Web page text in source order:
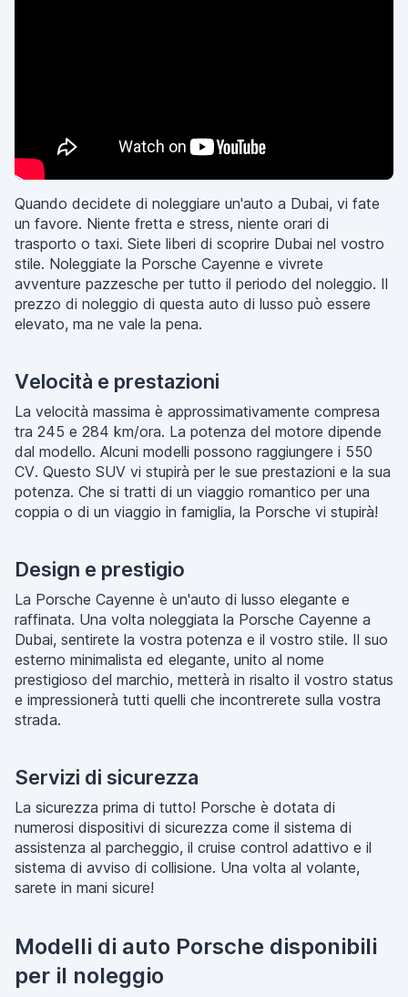
Quando decidete di noleggiare un'auto a Dubai, vi fate
un favore. Niente fretta e stress, niente orari di
trasporto o taxi. Siete liberi di scoprire Dubai nel vostro
stile. Noleggiate la Porsche Cayenne e vivrete
avventure pazzesche per tutto il periodo del noleggio. Il
prezzo di noleggio di questa auto di lusso può essere
elevato, ma ne vale la pena.
Velocità e prestazioni
La velocità massima è approssimativamente compresa
tra 245 e 284 km/ora. La potenza del motore dipende
dal modello. Alcuni modelli possono raggiungere i 550
CV. Questo SUV vi stupirà per le sue prestazioni e la sua
potenza. Che si tratti di un viaggio romantico per una
coppia o di un viaggio in famiglia, la Porsche vi stupirà!
Design e prestigio
La Porsche Cayenne è un'auto di lusso elegante e
raffinata. Una volta noleggiata la Porsche Cayenne a
Dubai, sentirete la vostra potenza e il vostro stile. Il suo
esterno minimalista ed elegante, unito al nome
prestigioso del marchio, metterà in risalto il vostro status
e impressionerà tutti quelli che incontrerete sulla vostra
strada.
Servizi di sicurezza
La sicurezza prima di tutto! Porsche è dotata di
numerosi dispositivi di sicurezza come il sistema di
assistenza al parcheggio, il cruise control adattivo e il
sistema di avviso di collisione. Una volta al volante,
sarete in mani sicure!
Modelli di auto Porsche disponibili
per il noleggio